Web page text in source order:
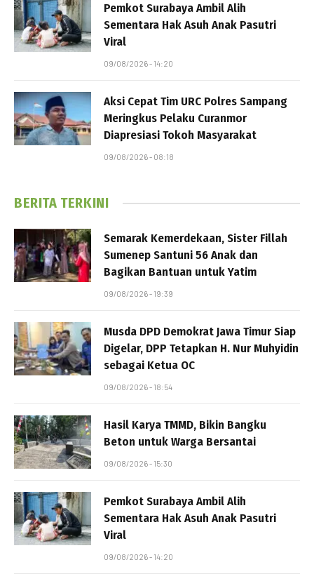
Pemkot Surabaya Ambil Alih
Sementara Hak Asuh Anak Pasutri
Viral
09/08/2026 - 14:20
Aksi Cepat Tim URC Polres Sampang
Meringkus Pelaku Curanmor
Diapresiasi Tokoh Masyarakat
09/08/2026 - 08:18
BERITA TERKINI
Semarak Kemerdekaan, Sister Fillah
Sumenep Santuni 56 Anak dan
Bagikan Bantuan untuk Yatim
09/08/2026 - 19:39
Musda DPD Demokrat Jawa Timur Siap
Digelar, DPP Tetapkan H. Nur Muhyidin
sebagai Ketua OC
09/08/2026 - 18:54
Hasil Karya TMMD, Bikin Bangku
Beton untuk Warga Bersantai
09/08/2026 - 15:30
Pemkot Surabaya Ambil Alih
Sementara Hak Asuh Anak Pasutri
Viral
09/08/2026 - 14:20